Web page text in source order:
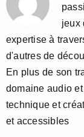
jeux
expertise à
d'autres de
En plus de son
domaine audio
technique et
et accessibles